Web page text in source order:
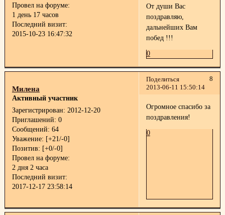
Провел на форуме:
1 день 17 часов
Последний визит:
2015-10-23 16:47:32
От души Вас
поздравляю,
дальнейших Вам
побед !!!
0
Поделиться
8
2013-06-11 15:50:14
Милена
Активный участник
Зарегистрирован: 2012-12-20
Приглашений: 0
Сообщений: 64
Уважение: [+21/-0]
Позитив: [+0/-0]
Провел на форуме:
2 дня 2 часа
Последний визит:
2017-12-17 23:58:14
Огромное спасибо за
поздравления!
0